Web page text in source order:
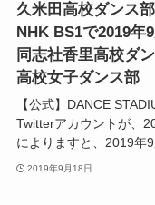
久米田高校ダンス
NHK BS1で2019年
同志社香里高校ダ
高校女子ダンス部
【公式】DANCE
Twitterアカウントが、
によりますと、2019年
2019年9月18日